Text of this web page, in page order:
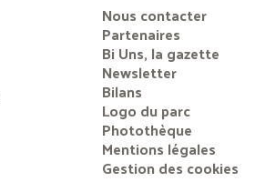
Nous contacter
Partenaires
Bi Uns, la gazette
Newsletter
Bilans
Logo du parc
Photothèque
Mentions légales
Gestion des cookies